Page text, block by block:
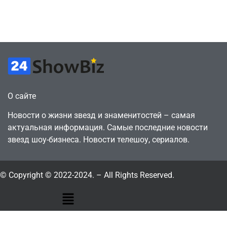
О сайте
Новости о жизни звезд и знаменитостей – самая
актуальная информация. Самые последние новости
звезд шоу-бизнеса. Новости телешоу, сериалов.
© Copyright © 2022-2024. – All Rights Reserved.